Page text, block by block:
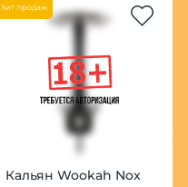
Хит продаж
Кальян Wookah Nox